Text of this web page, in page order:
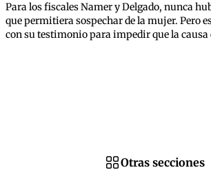
Para los fiscales Namer y Delgado, nunca
que permitiera sospechar de la mujer. Pero
con su testimonio para impedir que la causa
Otras secciones